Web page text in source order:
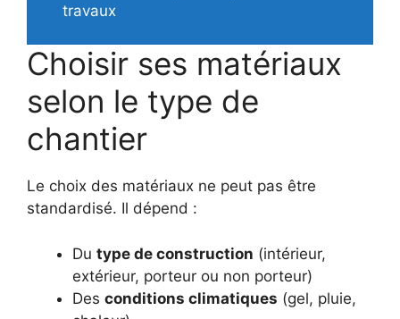
travaux
Choisir ses matériaux
selon le type de
chantier
Le choix des matériaux ne peut pas être
standardisé. Il dépend :
Du type de construction (intérieur,
extérieur, porteur ou non porteur)
Des conditions climatiques (gel, pluie,